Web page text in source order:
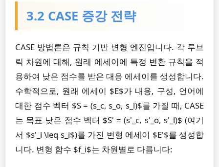
3.2 CASE 증강 전략
CASE 방법론은 규칙 기반 변형 엔진입니다. 각 루브
릭 차원에 대해, 원래 에세이에 특정 변환 규칙을 적
용하여 낮은 점수를 받은 대응 에세이를 생성합니다.
수학적으로, 원래 에세이 $E$가 내용, 구성, 언어에
대한 점수 벡터 $S = (s_c, s_o, s_l)$를 가질 때, CASE
는 목표 낮은 점수 벡터 $S' = (s'_c, s'_o, s'_l)$ (여기
서 $s'_i \leq s_i$)를 가진 변형 에세이 $E'$를 생성합
니다. 변형 함수 $f_i$는 차원별로 다릅니다: